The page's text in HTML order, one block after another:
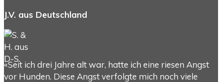
J.V. aus Deutschland
«Seit ich drei Jahre alt war, hatte ich eine riesen Angst
vor Hunden. Diese Angst verfolgte mich noch viele